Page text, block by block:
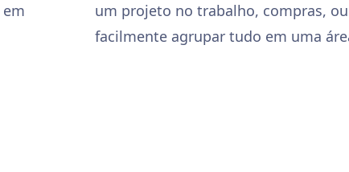
um projeto no trabalho, compras,
facilmente agrupar tudo em uma